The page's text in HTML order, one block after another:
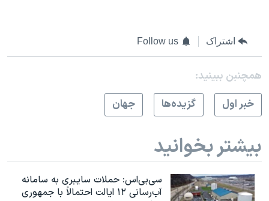
اشتراک Follow us
همچنبن ببینید:
خبر اول
گزيده‌ها جهان
بیشتر بخوانید
سی‌بی‌اس: حملات سایبری به سامانه
آب‌رسانی ۱۲ ایالت احتمالاً با جمهوری